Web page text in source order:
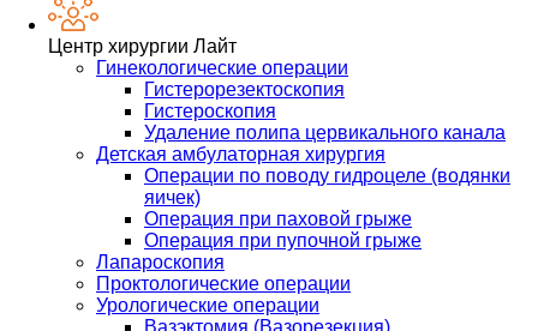
Центр хирургии Лайт
Гинекологические операции
Гистерорезектоскопия
Гистероскопия
Удаление полипа цервикального канала
Детская амбулаторная хирургия
Операции по поводу гидроцеле (водянки
яичек)
Операция при паховой грыже
Операция при пупочной грыже
Лапароскопия
Проктологические операции
Урологические операции